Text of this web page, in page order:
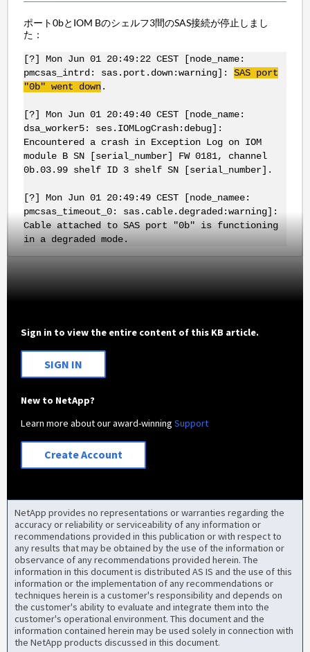
ポート0bとIOM Bのシェルフ3間のSAS接続が停止しまし
た：
[?] Mon Jun 01 20:49:22 CEST [node_name:
pmcsas_intrd: sas.port.down:warning]: SAS port
"0b" went down.
[?] Mon Jun 01 20:49:40 CEST [node_name:
dsa_worker5: ses.IOMLogCrash:debug]:
Encountered a crash in Exception Log on IOM
module B SN [serial_number] FW 0181, channel
0b.03.99 shelf ID 3 shelf SN [serial_number].
[?] Mon Jun 01 20:49:49 CEST [node_namee:
pmcsas_timeout_0: sas.cable.degraded:warning]:
Cable attached to SAS port "0b" is functioning
in a degraded mode.
Sign in to view the entire content of this KB article.
SIGN IN
New to NetApp?
Learn more about our award-winningSupport
Create Account
NetApp provides no representations or warranties regarding the
accuracy or reliability or serviceability of any information or
recommendations provided in this publication or with respect to
any results that may be obtained by the use of the information or
observance of any recommendations provided herein. The
information in this document is distributed AS IS and the use of this
information or the implementation of any recommendations or
techniques herein is a customer's responsibility and depends on
the customer's ability to evaluate and integrate them into the
customer's operational environment. This document and the
information contained herein may be used solely in connection with
the NetApp products discussed in this document.